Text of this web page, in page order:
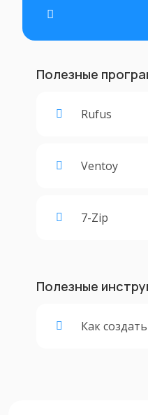
вашем устройстве.
успешной установки и
Полезные
Rufus
Ventoy
7-Zip
Полезные
Как